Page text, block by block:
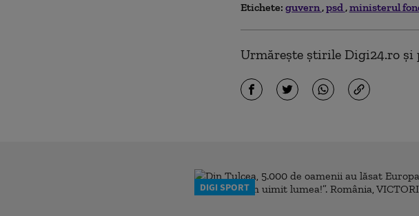
Etichete: guvern psd ministerul
Urmărește știrile Digi24.ro și
DIGI SPORT